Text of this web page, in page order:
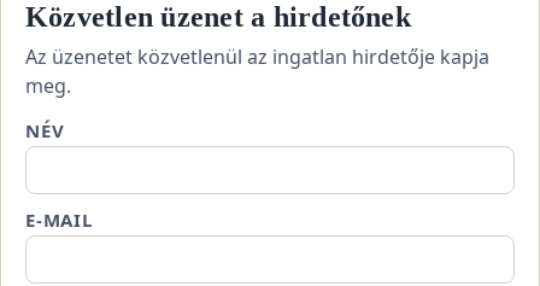
Közvetlen üzenet a hirdetőnek
Az üzenetet közvetlenül az ingatlan hirdetője kapja
meg.
NÉV
E-MAIL